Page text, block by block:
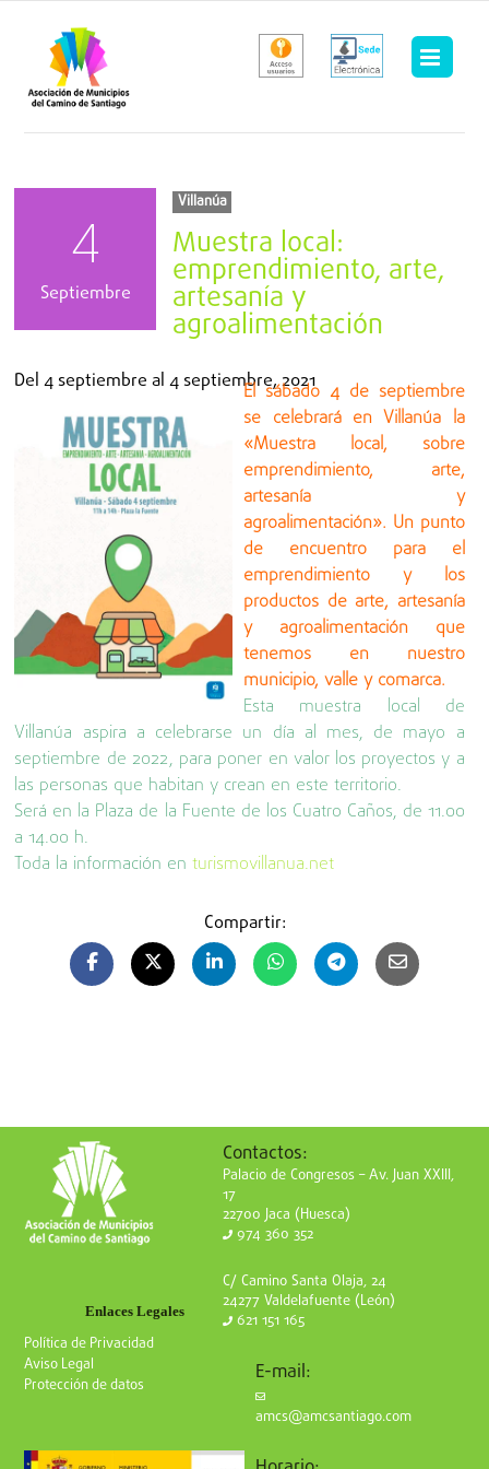
contenido
4
Septiembre
Villanúa
Muestra local:
emprendimiento, arte,
artesanía y
agroalimentación
Del4 septiembre al4 septiembre, 2021El sábado 4 de septiembre
se celebrará en Villanúa la
«Muestra local, sobre
emprendimiento, arte,
artesanía y
agroalimentación». Un punto
de encuentro para el
emprendimiento y los
productos de arte, artesanía
y agroalimentación que
tenemos en nuestro
municipio, valle y comarca.
Esta muestra local de
Villanúa aspira a celebrarse un día al mes, de mayo a
septiembre de 2022, para poner en valor los proyectos y a
las personas que habitan y crean en este territorio.
Será en la Plaza de la Fuente de los Cuatro Caños, de 11.00
a 14.00 h.
Toda la información en turismovillanua.net
Compartir:
Enlaces Legales
Política de Privacidad
Aviso Legal
Protección de datos
Contactos:
Palacio de Congresos – Av. Juan XXIII,
17
22700 Jaca (Huesca)
974 360 352
C/ Camino Santa Olaja, 24
24277 Valdelafuente (León)
621 151 165
E-mail:
amcs@amcsantiago.com